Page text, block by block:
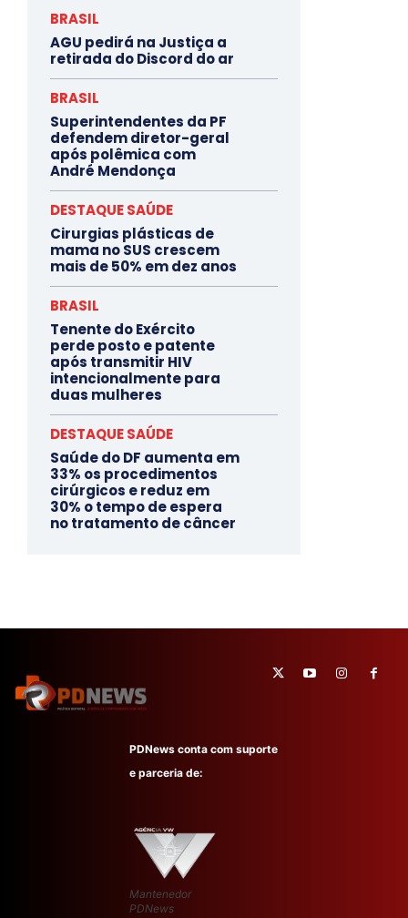
BRASIL
AGU pedirá na Justiça a
retirada do Discord do ar
BRASIL
Superintendentes da PF
defendem diretor-geral
após polêmica com
André Mendonça
DESTAQUE SAÚDE
Cirurgias plásticas de
mama no SUS crescem
mais de 50% em dez anos
BRASIL
Tenente do Exército
perde posto e patente
após transmitir HIV
intencionalmente para
duas mulheres
DESTAQUE SAÚDE
Saúde do DF aumenta em
33% os procedimentos
cirúrgicos e reduz em
30% o tempo de espera
no tratamento de câncer
PDNews conta com suporte
e parceria de:
Mantenedor
PDNews